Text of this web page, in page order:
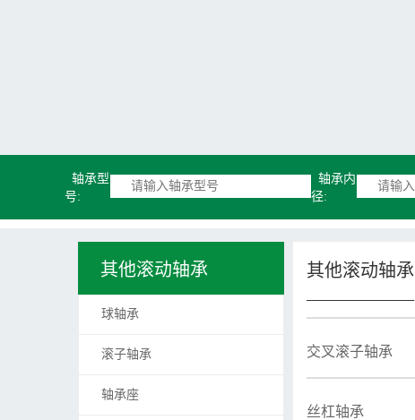
轴承型
号:
轴承内
径:
其他滚动轴承
球轴承
滚子轴承
轴承座
其他滚动轴承
交叉滚子轴承
丝杠轴承